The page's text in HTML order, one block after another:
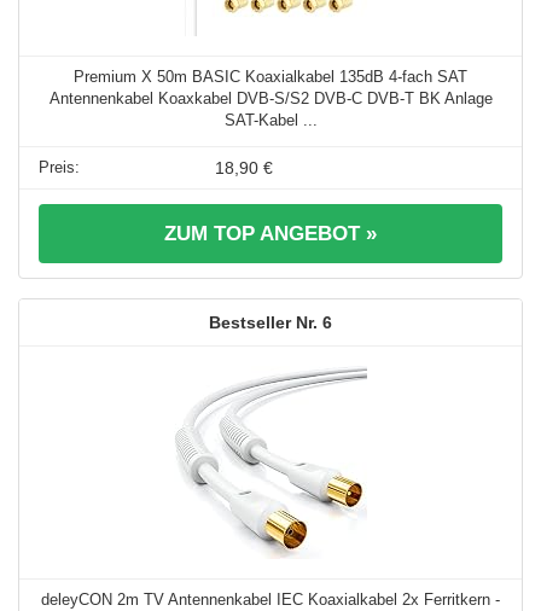
Premium X 50m BASIC Koaxialkabel 135dB 4-fach SAT
Antennenkabel Koaxkabel DVB-S/S2 DVB-C DVB-T BK Anlage
SAT-Kabel ...
18,90 €
ZUM TOP ANGEBOT »
6
deleyCON 2m TV Antennenkabel IEC Koaxialkabel 2x Ferritkern -